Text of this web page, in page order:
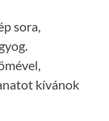
sora,
kívánok